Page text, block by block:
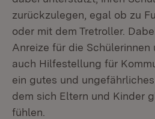
zurückzulegen, egal ob zu
oder mit dem Tretroller.
Anreize für die Schülerinnen
auch Hilfestellung für
ein gutes und
dem sich Eltern und Kinder
fühlen.